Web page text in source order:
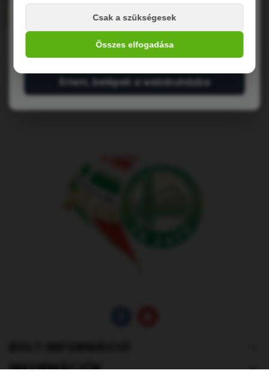
Csak a szükségesek
Összes elfogadása
lehetséges de a feldolgozás és csomagfeladás
augusztus 24-tőlindul újra.
Értem, belépek a webáruházba
Védő háló (24)
KATEGÓRIÁK
INFORMÁCIÓK